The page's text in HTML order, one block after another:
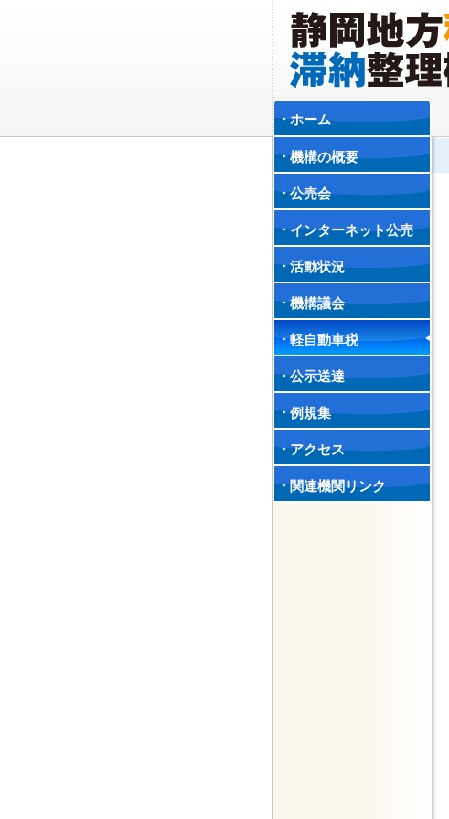
ホーム
機構の概要
公売会
インターネット公売
活動状況
機構議会
軽自動車税
公示送達
例規集
アクセス
関連機関リンク